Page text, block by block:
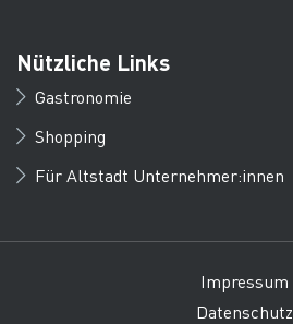
Nützliche Links
Gastronomie
Shopping
Für Altstadt Unternehmer:innen
Impressum
Datenschutz